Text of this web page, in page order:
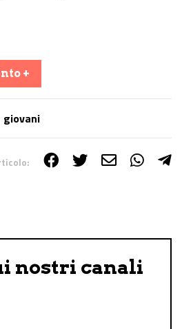
+
giovani
nostri canali